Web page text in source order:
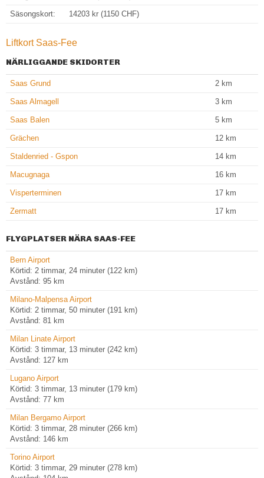
Säsongskort: 14203 kr (1150 CHF)
Liftkort Saas-Fee
NÄRLIGGANDE SKIDORTER
Saas Grund 2 km
Saas Almagell 3 km
Saas Balen 5 km
Grächen 12 km
Staldenried - Gspon 14 km
Macugnaga 16 km
Visperterminen 17 km
Zermatt 17 km
FLYGPLATSER NÄRA SAAS-FEE
Bern Airport
Körtid: 2 timmar, 24 minuter (122 km)
Avstånd: 95 km
Milano-Malpensa Airport
Körtid: 2 timmar, 50 minuter (191 km)
Avstånd: 81 km
Milan Linate Airport
Körtid: 3 timmar, 13 minuter (242 km)
Avstånd: 127 km
Lugano Airport
Körtid: 3 timmar, 13 minuter (179 km)
Avstånd: 77 km
Milan Bergamo Airport
Körtid: 3 timmar, 28 minuter (266 km)
Avstånd: 146 km
Torino Airport
Körtid: 3 timmar, 29 minuter (278 km)